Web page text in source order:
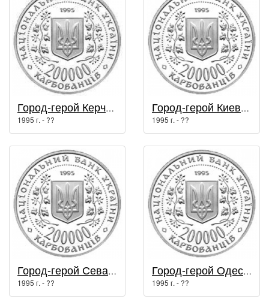
Город-герой Керчь / Города герои Украины
1995 г. - ??
Город-герой Киев / Города герои Украины
1995 г. - ??
Город-герой Севастополь / Города герои Украины
1995 г. - ??
Город-герой Одесса / Города герои Украины
1995 г. - ??